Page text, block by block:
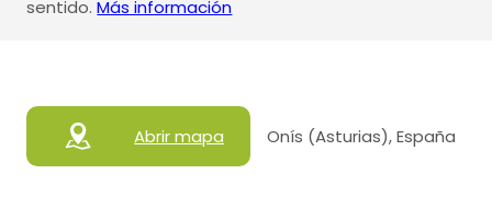
sentido.Más información
Abrir mapa Onís (Asturias), España